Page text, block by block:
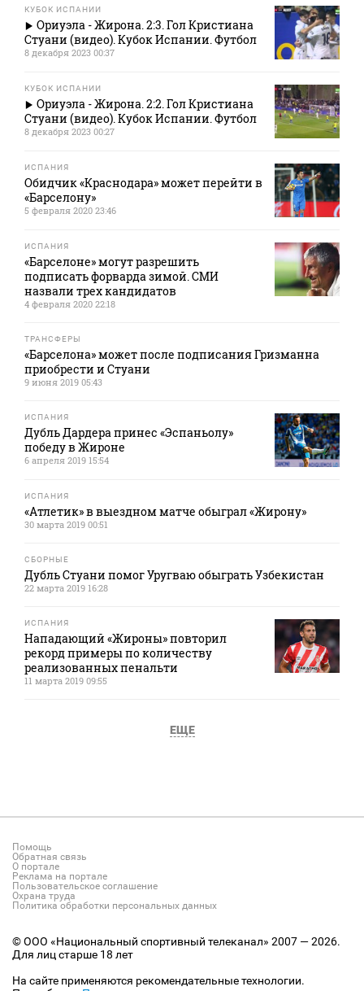
КУБОК ИСПАНИИ
Ориуэла - Жирона. 2:3. Гол Кристиана
Стуани (видео). Кубок Испании. Футбол
8 декабря 2023 00:37
КУБОК ИСПАНИИ
Ориуэла - Жирона. 2:2. Гол Кристиана
Стуани (видео). Кубок Испании. Футбол
8 декабря 2023 00:27
ИСПАНИЯ
Обидчик «Краснодара» может перейти в
«Барселону»
5 февраля 2020 23:46
ИСПАНИЯ
«Барселоне» могут разрешить
подписать форварда зимой. СМИ
назвали трех кандидатов
4 февраля 2020 22:18
ТРАНСФЕРЫ
«Барселона» может после подписания Гризманна
приобрести и Стуани
9 июня 2019 05:43
ИСПАНИЯ
Дубль Дардера принес «Эспаньолу»
победу в Жироне
6 апреля 2019 15:54
ИСПАНИЯ
«Атлетик» в выездном матче обыграл «Жирону»
30 марта 2019 00:51
СБОРНЫЕ
Дубль Стуани помог Уругваю обыграть Узбекистан
22 марта 2019 16:28
ИСПАНИЯ
Нападающий «Жироны» повторил
рекорд примеры по количеству
реализованных пенальти
11 марта 2019 09:55
ЕЩЕ
Помощь
Обратная связь
О портале
Реклама на портале
Пользовательское соглашение
Охрана труда
Политика обработки персональных данных
© ООО «Национальный спортивный телеканал» 2007 — 2026.
Для лиц старше 18 лет
На сайте применяются рекомендательные технологии.